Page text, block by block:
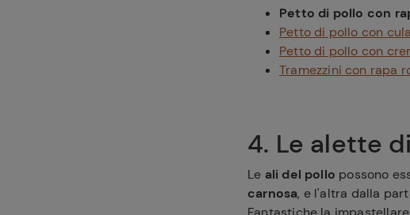
Petto di pollo con
Petto di pollo con
Petto di pollo con
Tramezzini con rapa
4. Le alette
Le ali del pollo possono
carnosa, e l'altra dalla